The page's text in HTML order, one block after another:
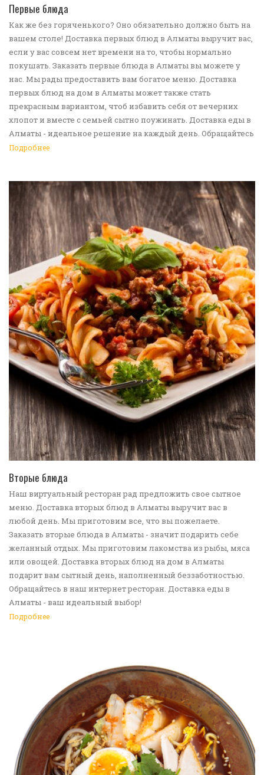
Первые блюда
Как же без горяченького? Оно обязательно должно быть на
вашем столе! Доставка первых блюд в Алматы выручит вас,
если у вас совсем нет времени на то, чтобы нормально
покушать. Заказать первые блюда в Алматы вы можете у
нас. Мы рады предоставить вам богатое меню. Доставка
первых блюд на дом в Алматы может также стать
прекрасным вариантом, чтоб избавить себя от вечерних
хлопот и вместе с семьей сытно поужинать. Доставка еды в
Алматы - идеальное решение на каждый день. Обращайтесь
к нам!
Подробнее
Вторые блюда
Наш виртуальный ресторан рад предложить свое сытное
меню. Доставка вторых блюд в Алматы выручит вас в
любой день. Мы приготовим все, что вы пожелаете.
Заказать вторые блюда в Алматы - значит подарить себе
желанный отдых. Мы приготовим лакомства из рыбы, мяса
или овощей. Доставка вторых блюд на дом в Алматы
подарит вам сытный день, наполненный беззаботностью.
Обращайтесь в наш интернет ресторан. Доставка еды в
Алматы - ваш идеальный выбор!
Подробнее